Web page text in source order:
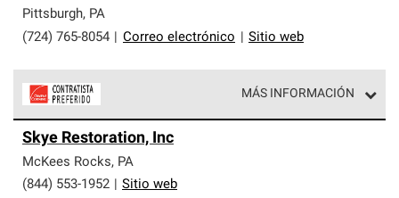
Pittsburgh, PA
(724) 765-8054
Correo electrónico Sitio web
MÁS INFORMACIÓN
parte de una red exclusiva de profesionales de techos
que cumplen con altos estándares y requisitos estrictos
de profesionalismo y confiabilidad.
Skye Restoration, Inc
McKees Rocks, PA
(844) 553-1952
Sitio web